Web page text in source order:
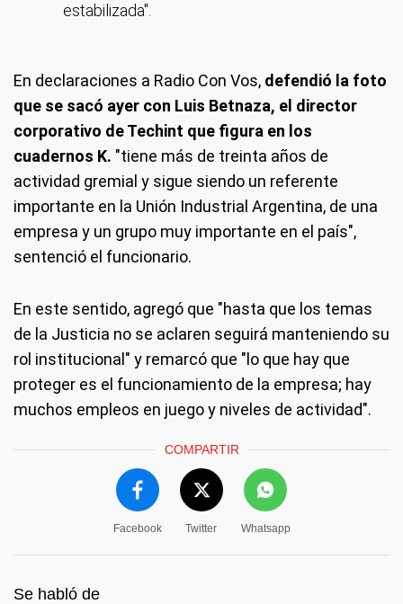
estabilizada".
En declaraciones a Radio Con Vos, defendió la foto
que se sacó ayer con Luis Betnaza, el director
corporativo de Techint que figura en los
cuadernos K. "tiene más de treinta años de
actividad gremial y sigue siendo un referente
importante en la Unión Industrial Argentina, de una
empresa y un grupo muy importante en el país",
sentenció el funcionario.
En este sentido, agregó que "hasta que los temas
de la Justicia no se aclaren seguirá manteniendo su
rol institucional" y remarcó que "lo que hay que
proteger es el funcionamiento de la empresa; hay
muchos empleos en juego y niveles de actividad".
COMPARTIR
Facebook Twitter Whatsapp
Se habló de